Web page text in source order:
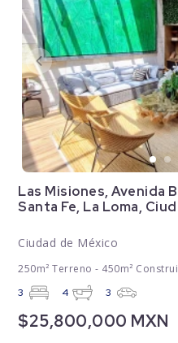
Las Misiones, Avenida
Santa Fe, La Loma,
Ciudad de México
250m² Terreno - 450m²
3 4 3
$25,800,000 MXN